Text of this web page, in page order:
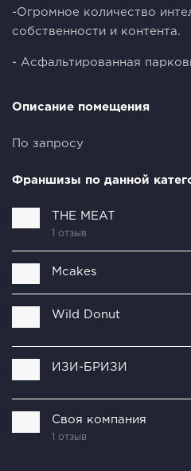
-Огромное количество
собственности и контента.
- Асфальтированная
Описание помещения
По запросу
Франшизы по данной
THE MEAT
1 отзыв
Mcakes
Wild Donut
ИЗИ-БРИЗИ
Своя компания
1 отзыв